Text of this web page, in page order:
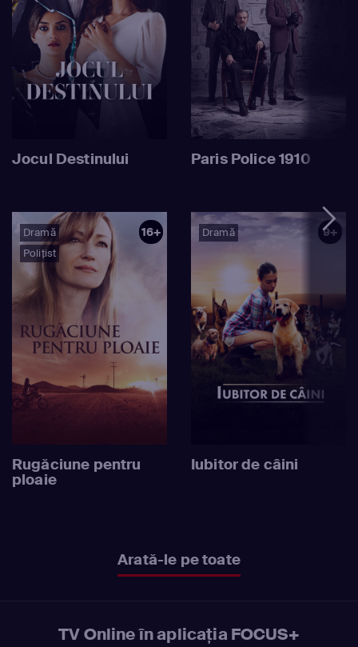
Jocul Destinului Paris Police 1910
Dramă
Polițist
16+
Rugăciune pentru
ploaie
Dramă 9+
Iubitor de câini
Arată-le pe toate
TV Online în aplicația FOCUS+